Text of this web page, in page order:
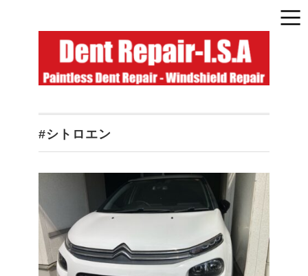
#シトロエン